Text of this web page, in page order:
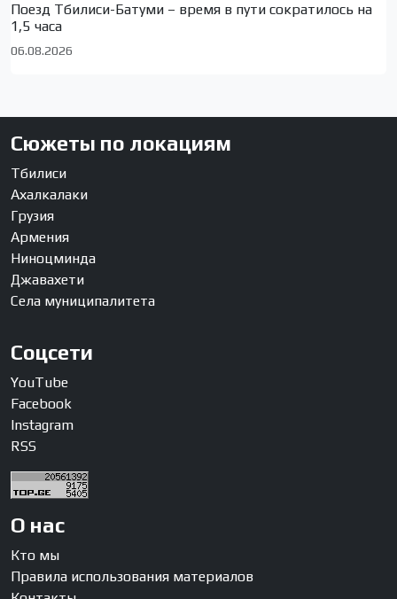
Поезд Тбилиси-Батуми – время в пути сократилось на
1,5 часа
06.08.2026
Сюжеты по локациям
Тбилиси
Ахалкалаки
Грузия
Армения
Ниноцминда
Джавахети
Села муниципалитета
Соцсети
YouTube
Facebook
Instagram
RSS
О нас
Кто мы
Правила использования материалов